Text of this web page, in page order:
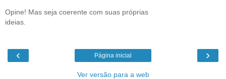
Opine! Mas seja coerente com suas próprias
ideias.
‹ ›
Página inicial
Ver versão para a web